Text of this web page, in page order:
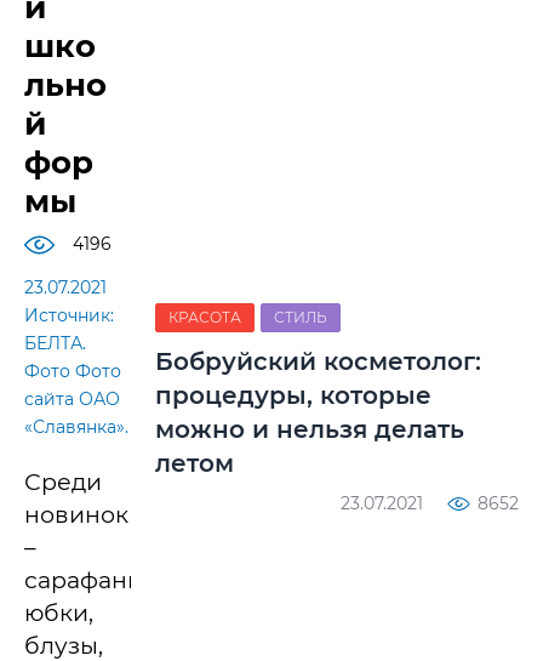
шко
льно
й
фор
мы
4196
23.07.2021
Источник:
БЕЛТА.
Фото Фото
сайта ОАО
«Славянка».
Среди
новинок
–
сарафаны,
юбки,
блузы,
КРАСОТА СТИЛЬ
Бобруйский косметолог:
процедуры, которые
можно и нельзя делать
летом
23.07.2021 8652